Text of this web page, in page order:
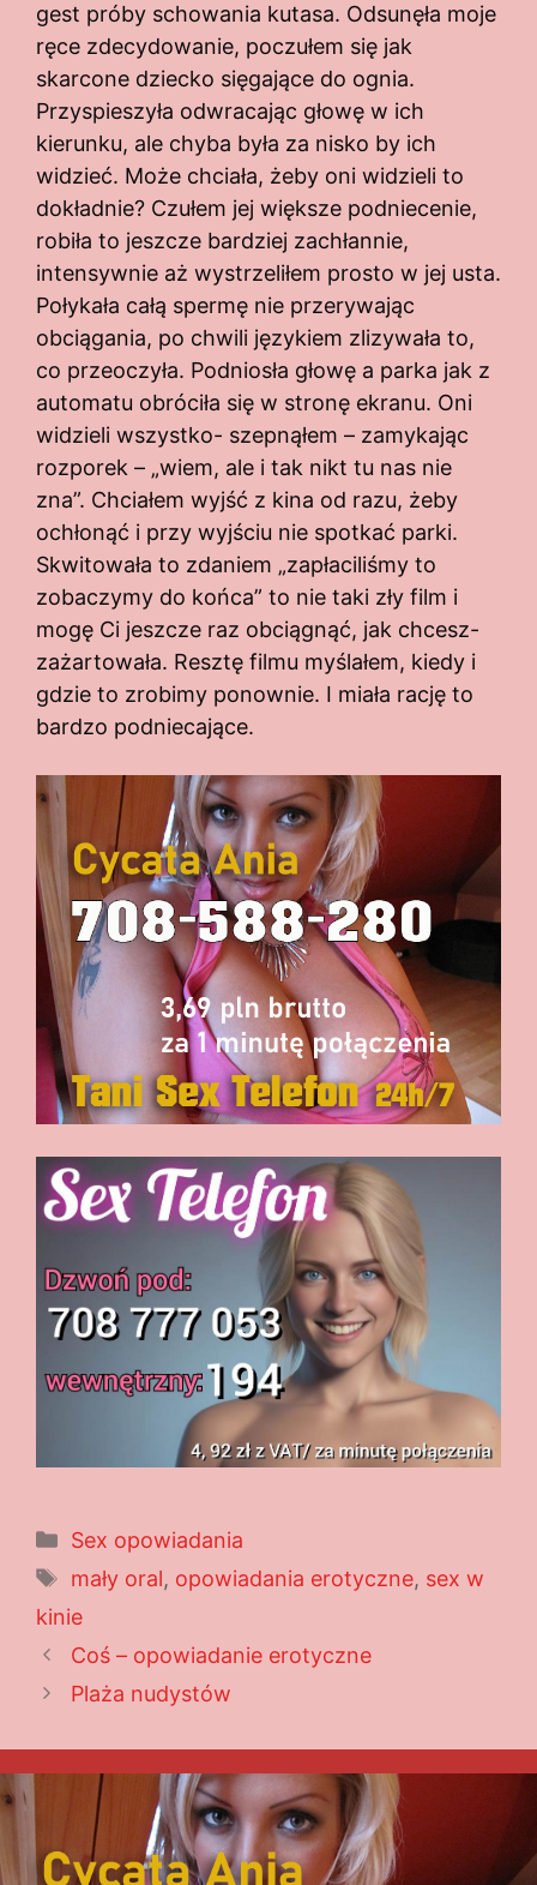
gest próby schowania kutasa. Odsunęła moje
ręce zdecydowanie, poczułem się jak
skarcone dziecko sięgające do ognia.
Przyspieszyła odwracając głowę w ich
kierunku, ale chyba była za nisko by ich
widzieć. Może chciała, żeby oni widzieli to
dokładnie? Czułem jej większe podniecenie,
robiła to jeszcze bardziej zachłannie,
intensywnie aż wystrzeliłem prosto w jej usta.
Połykała całą spermę nie przerywając
obciągania, po chwili językiem zlizywała to,
co przeoczyła. Podniosła głowę a parka jak z
automatu obróciła się w stronę ekranu. Oni
widzieli wszystko- szepnąłem – zamykając
rozporek – „wiem, ale i tak nikt tu nas nie
zna”. Chciałem wyjść z kina od razu, żeby
ochłonąć i przy wyjściu nie spotkać parki.
Skwitowała to zdaniem „zapłaciliśmy to
zobaczymy do końca” to nie taki zły film i
mogę Ci jeszcze raz obciągnąć, jak chcesz-
zażartowała. Resztę filmu myślałem, kiedy i
gdzie to zrobimy ponownie. I miała rację to
bardzo podniecające.
Kategorie
Sex opowiadania
Tagi
mały oral, opowiadania erotyczne, sex w
kinie
Coś – opowiadanie erotyczne
Plaża nudystów